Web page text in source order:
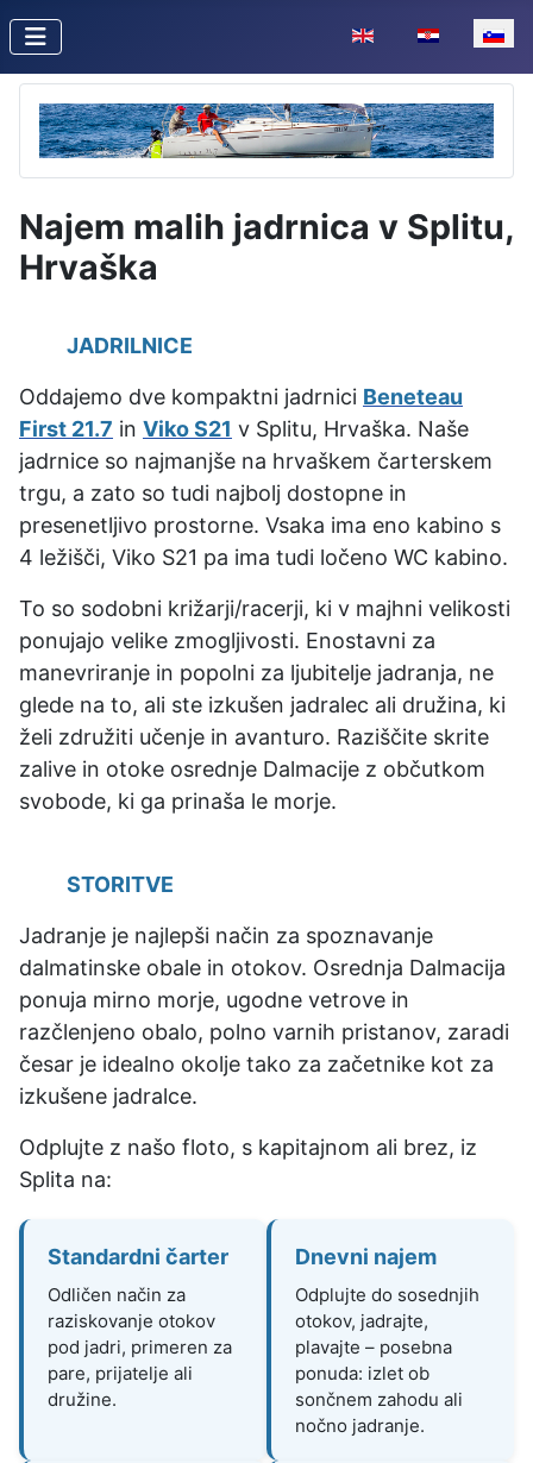
Izberite vaš jezik
Najem malih jadrnica v Splitu,
Hrvaška
JADRILNICE
Oddajemo dve kompaktni jadrnici Beneteau
First 21.7 in Viko S21 v Splitu, Hrvaška. Naše
jadrnice so najmanjše na hrvaškem čarterskem
trgu, a zato so tudi najbolj dostopne in
presenetljivo prostorne. Vsaka ima eno kabino s
4 ležišči, Viko S21 pa ima tudi ločeno WC kabino.
To so sodobni križarji/racerji, ki v majhni velikosti
ponujajo velike zmogljivosti. Enostavni za
manevriranje in popolni za ljubitelje jadranja, ne
glede na to, ali ste izkušen jadralec ali družina, ki
želi združiti učenje in avanturo. Raziščite skrite
zalive in otoke osrednje Dalmacije z občutkom
svobode, ki ga prinaša le morje.
STORITVE
Jadranje je najlepši način za spoznavanje
dalmatinske obale in otokov. Osrednja Dalmacija
ponuja mirno morje, ugodne vetrove in
razčlenjeno obalo, polno varnih pristanov, zaradi
česar je idealno okolje tako za začetnike kot za
izkušene jadralce.
Odplujte z našo floto, s kapitajnom ali brez, iz
Splita na:
Standardni čarter
Odličen način za
raziskovanje otokov
pod jadri, primeren za
pare, prijatelje ali
družine.
Dnevni najem
Odplujte do sosednjih
otokov, jadrajte,
plavajte – posebna
ponuda: izlet ob
sončnem zahodu ali
nočno jadranje.